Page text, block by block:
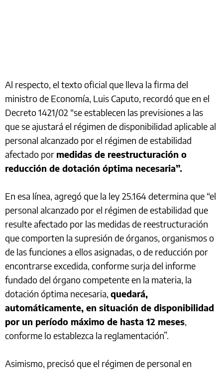
Al respecto, el texto oficial que lleva la firma del
ministro de Economía, Luis Caputo, recordó que en el
Decreto 1421/02 “se establecen las previsiones a las
que se ajustará el régimen de disponibilidad aplicable al
personal alcanzado por el régimen de estabilidad
afectado por medidas de reestructuración o
reducción de dotación óptima necesaria”.
En esa línea, agregó que la ley 25.164 determina que “el
personal alcanzado por el régimen de estabilidad que
resulte afectado por las medidas de reestructuración
que comporten la supresión de órganos, organismos o
de las funciones a ellos asignadas, o de reducción por
encontrarse excedida, conforme surja del informe
fundado del órgano competente en la materia, la
dotación óptima necesaria, quedará,
automáticamente, en situación de disponibilidad
por un período máximo de hasta 12 meses,
conforme lo establezca la reglamentación”.
Asimismo, precisó que el régimen de personal en